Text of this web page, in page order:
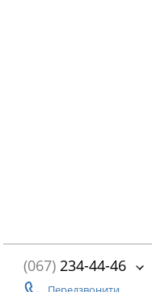
(067) 234-44-46